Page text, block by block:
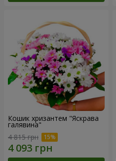
Кошик хризантем "Яскрава
галявина"
4 815 грн